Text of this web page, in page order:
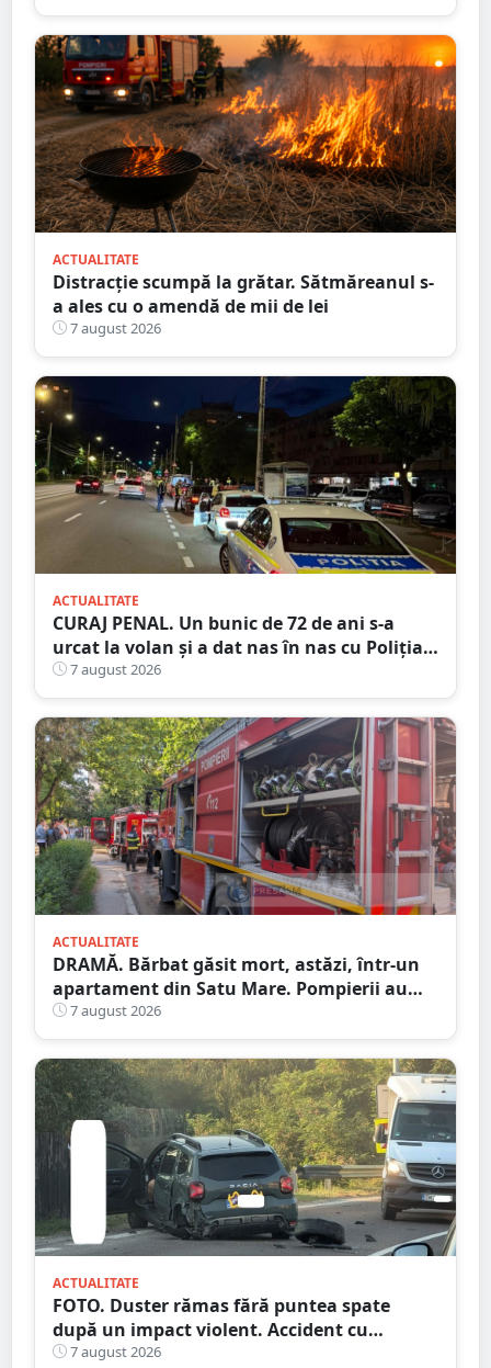
ACTUALITATE
Distracție scumpă la grătar. Sătmăreanul s-
a ales cu o amendă de mii de lei
7 august 2026
ACTUALITATE
CURAJ PENAL. Un bunic de 72 de ani s-a
urcat la volan și a dat nas în nas cu Poliția
Satu Mare
7 august 2026
ACTUALITATE
DRAMĂ. Bărbat găsit mort, astăzi, într-un
apartament din Satu Mare. Pompierii au
spart ușa
7 august 2026
ACTUALITATE
FOTO. Duster rămas fără puntea spate
după un impact violent. Accident cu
implicarea unei mașini din Satu Mare
7 august 2026